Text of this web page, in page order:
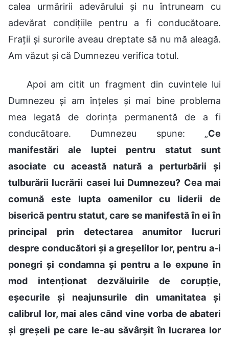
calea urmăririi adevărului și nu întruneam cu
adevărat condițiile pentru a fi conducătoare.
Frații și surorile aveau dreptate să nu mă aleagă.
Am văzut și că Dumnezeu verifica totul.
Apoi am citit un fragment din cuvintele lui
Dumnezeu și am înțeles și mai bine problema
mea legată de dorința permanentă de a fi
conducătoare. Dumnezeu spune: „Ce
manifestări ale luptei pentru statut sunt
asociate cu această natură a perturbării și
tulburării lucrării casei lui Dumnezeu? Cea mai
comună este lupta oamenilor cu liderii de
biserică pentru statut, care se manifestă în ei în
principal prin detectarea anumitor lucruri
despre conducători şi a greșelilor lor, pentru a-i
ponegri și condamna și pentru a le expune în
mod intenționat dezvăluirile de corupție,
eșecurile și neajunsurile din umanitatea și
calibrul lor, mai ales când vine vorba de abateri
și greșeli pe care le-au săvârșit în lucrarea lor